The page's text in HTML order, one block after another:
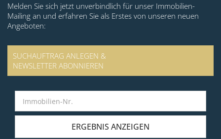
Melden Sie sich jetzt unverbindlich für unser Immobilien-
Mailing an und erfahren Sie als Erstes von unseren neuen
Angeboten:
SUCHAUFTRAG ANLEGEN &
NEWSLETTER ABONNIEREN